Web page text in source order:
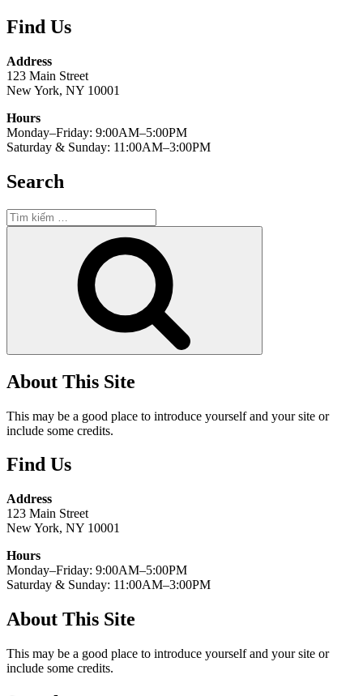
Find Us
Address
123 Main Street
New York, NY 10001
Hours
Monday–Friday: 9:00AM–5:00PM
Saturday & Sunday: 11:00AM–3:00PM
Search
Tìm
kiếm:
About This Site
This may be a good place to introduce yourself and your site or
include some credits.
Find Us
Address
123 Main Street
New York, NY 10001
Hours
Monday–Friday: 9:00AM–5:00PM
Saturday & Sunday: 11:00AM–3:00PM
About This Site
This may be a good place to introduce yourself and your site or
include some credits.